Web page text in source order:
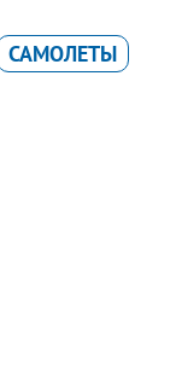
САМОЛЕТЫ